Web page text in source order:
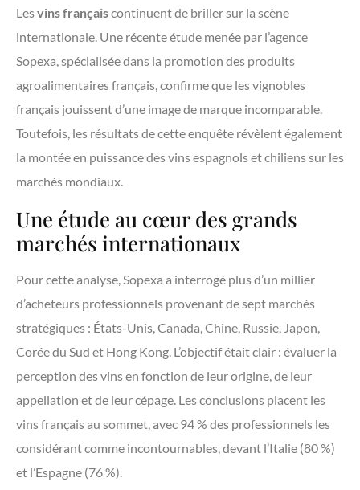
Lesvins françaiscontinuent de briller sur la scène
internationale. Une récente étude menée par l’agence
Sopexa, spécialisée dans la promotion des produits
agroalimentaires français, confirme que les vignobles
français jouissent d’une image de marque incomparable.
Toutefois, les résultats de cette enquête révèlent également
la montée en puissance des vins espagnols et chiliens sur les
marchés mondiaux.
Une étude au cœur des grands
marchés internationaux
Pour cette analyse, Sopexa a interrogé plus d’un millier
d’acheteurs professionnels provenant de sept marchés
stratégiques : États-Unis, Canada, Chine, Russie, Japon,
Corée du Sud et Hong Kong. L’objectif était clair : évaluer la
perception des vins en fonction de leur origine, de leur
appellation et de leur cépage. Les conclusions placent les
vins français au sommet, avec 94 % des professionnels les
considérant comme incontournables, devant l’Italie (80 %)
et l’Espagne (76 %).